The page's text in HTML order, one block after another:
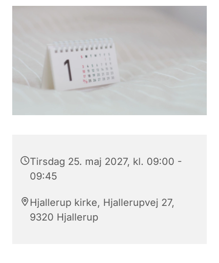
Tirsdag 25. maj 2027, kl. 09:00 -
09:45
Hjallerup kirke, Hjallerupvej 27,
9320 Hjallerup